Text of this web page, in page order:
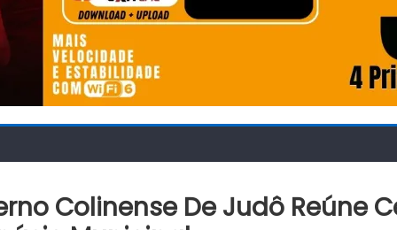
Colinense De Judô Reúne